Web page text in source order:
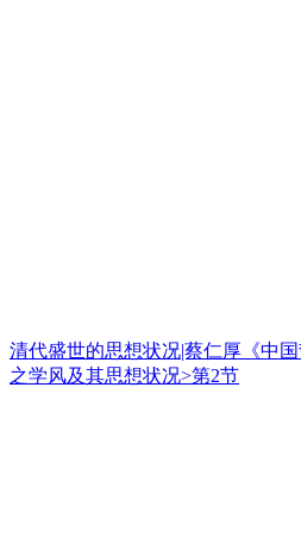
清代盛世的思想状况|蔡仁厚《中
之学风及其思想状况>第2节